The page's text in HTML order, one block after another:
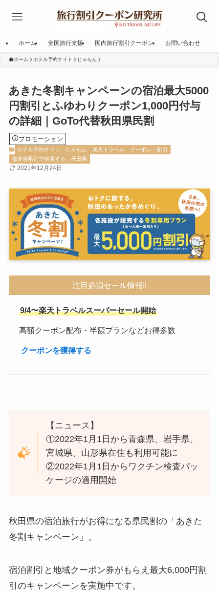
ホーム 全国旅行支援 国内旅行割引クーポン お問い合わせ
ホーム ホテル予約サイト じゃらん
あきた冬割キャンペーンの宿泊最大5000
円割引とふゆわりクーポン1,000円付与
の詳細｜GoTo代替秋田県民割
プロモーション
ホテル予約サイト じゃらん 楽天トラベル
クーポン・割引
都道府県別で検索する
秋田県
2021年12月24日
注目必須セール情報!!
9/4〜楽天トラベルスーパーセール開始
高額クーポン配布・半額プランなどお得多数
クーポンを獲得する
【ニュース】
①2022年1月1日から青森県、岩手県、
宮城県、山形県在住も利用可能に
②2022年1月1日からワクチン検査パッ
ケージの適用開始
秋田県の宿泊旅行がお得になる県民割の「あきた
冬割キャンペーン」。
宿泊割引と地域クーポン券がもらえ最大6,000円割
引のキャンペーンを実施中です。